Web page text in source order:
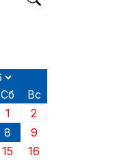
Сб
Вс
1
2
8
9
15
16